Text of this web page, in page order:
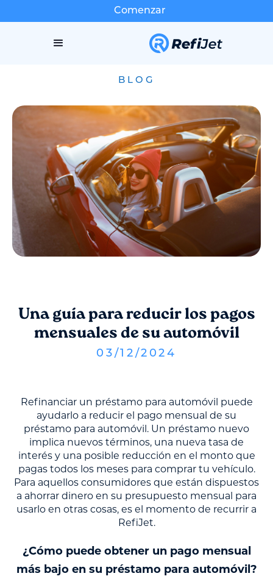
Comenzar
BLOG
Una guía para reducir los pagos
mensuales de su automóvil
03 /12 /2024
Refinanciar un préstamo para automóvil puede
ayudarlo a reducir el pago mensual de su
préstamo para automóvil. Un préstamo nuevo
implica nuevos términos, una nueva tasa de
interés y una posible reducción en el monto que
pagas todos los meses para comprar tu vehículo.
Para aquellos consumidores que están dispuestos
a ahorrar dinero en su presupuesto mensual para
usarlo en otras cosas, es el momento de recurrir a
RefiJet.
¿Cómo puede obtener un pago mensual
más bajo en su préstamo para automóvil?